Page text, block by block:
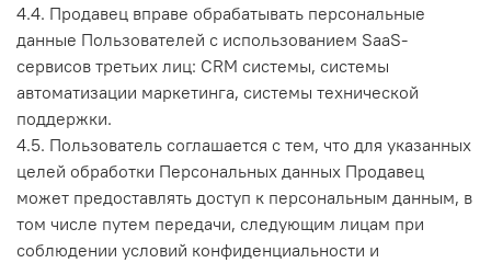
4.4. Продавец вправе обрабатывать персональные
данные Пользователей с использованием SaaS-
сервисов третьих лиц: CRM системы, системы
автоматизации маркетинга, системы технической
поддержки.
4.5. Пользователь соглашается с тем, что для указанных
целей обработки Персональных данных Продавец
может предоставлять доступ к персональным данным, в
том числе путем передачи, следующим лицам при
соблюдении условий конфиденциальности и